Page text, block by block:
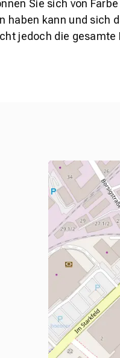
Sie sich von
kann und
jedoch die